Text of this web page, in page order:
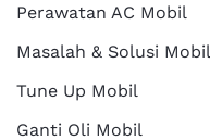
Perawatan AC Mobil
Masalah & Solusi Mobil
Tune Up Mobil
Ganti Oli Mobil